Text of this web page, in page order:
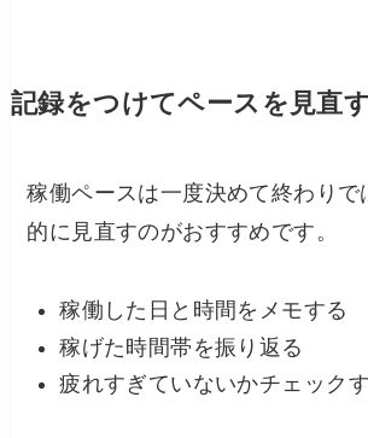
記録をつけてペースを見直
稼働ペースは一度決めて終わりで
的に見直すのがおすすめです。
稼働した日と時間をメモする
稼げた時間帯を振り返る
疲れすぎていないかチェック